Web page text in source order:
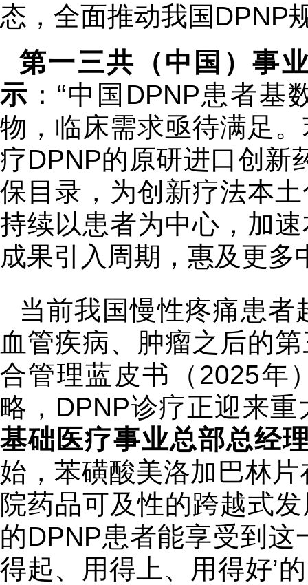
态，全面推动我国DPNP
第一三共（中国）事
示 ：“中国DPNP患者
物，临床需求亟待满足
疗DPNP的原研进口创新
保目录，为创新疗法本
持续以患者为中心，加
成果引入周期，惠及更多
当前我国慢性疼痛患者
血管疾病、肿瘤之后的
合管理蓝皮书（2025年
略，DPNP诊疗正迎来
基础医疗事业总部总经
始，苯磺酸美洛加巴林
院药品可及性的跨越式
的DPNP患者能享受到这
得起、用得上、用得好’